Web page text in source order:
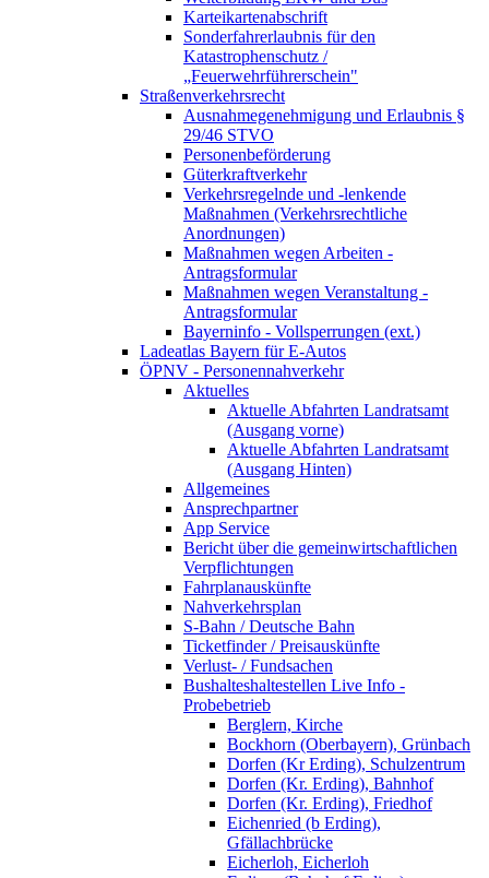
Karteikartenabschrift
Sonderfahrerlaubnis für den
Katastrophenschutz /
„Feuerwehrführerschein"
Straßenverkehrsrecht
Ausnahmegenehmigung und Erlaubnis §
29/46 STVO
Personenbeförderung
Güterkraftverkehr
Verkehrsregelnde und -lenkende
Maßnahmen (Verkehrsrechtliche
Anordnungen)
Maßnahmen wegen Arbeiten -
Antragsformular
Maßnahmen wegen Veranstaltung -
Antragsformular
Bayerninfo - Vollsperrungen (ext.)
Ladeatlas Bayern für E-Autos
ÖPNV - Personennahverkehr
Aktuelles
Aktuelle Abfahrten Landratsamt
(Ausgang vorne)
Aktuelle Abfahrten Landratsamt
(Ausgang Hinten)
Allgemeines
Ansprechpartner
App Service
Bericht über die gemeinwirtschaftlichen
Verpflichtungen
Fahrplanauskünfte
Nahverkehrsplan
S-Bahn / Deutsche Bahn
Ticketfinder / Preisauskünfte
Verlust- / Fundsachen
Bushalteshaltestellen Live Info -
Probebetrieb
Berglern, Kirche
Bockhorn (Oberbayern), Grünbach
Dorfen (Kr Erding), Schulzentrum
Dorfen (Kr. Erding), Bahnhof
Dorfen (Kr. Erding), Friedhof
Eichenried (b Erding),
Gfällachbrücke
Eicherloh, Eicherloh